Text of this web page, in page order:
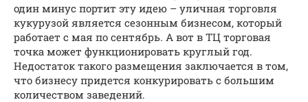
один минус портит эту идею – уличная торговля
кукурузой является сезонным бизнесом, который
работает с мая по сентябрь. А вот в ТЦ торговая
точка может функционировать круглый год.
Недостаток такого размещения заключается в том,
что бизнесу придется конкурировать с большим
количеством заведений.